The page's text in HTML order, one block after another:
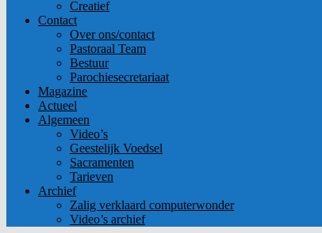
Creatief
Contact
Over ons/contact
Pastoraal Team
Bestuur
Parochiesecretariaat
Magazine
Actueel
Algemeen
Video’s
Geestelijk Voedsel
Sacramenten
Tarieven
Archief
Zalig verklaard computerwonder
Video’s archief